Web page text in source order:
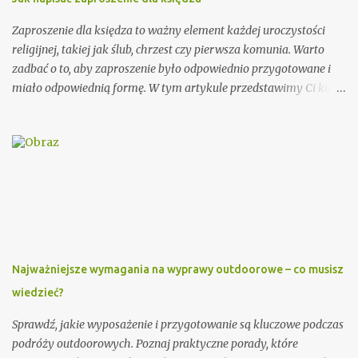
Zaproszenie dla księdza to ważny element każdej uroczystości
religijnej, takiej jak ślub, chrzest czy pierwsza komunia. Warto
zadbać o to, aby zaproszenie było odpowiednio przygotowane i
miało odpowiednią formę. W tym artykule przedstawimy Ci kilka
zaproszenia dla księdza warto pamiętać o kilku ważnych
zapraszany. Dobrze jest podać także godzinę rozpoczęcia i
zakończenia ceremonii, aby ksiądz wiedział, jak długo trwać
będzie jego obecność. Dodatkowo, warto zawrzeć informację na
temat planowanego poczęstunku po uroczystości. Przykładowe
zaproszenie: Szanowny Księże, Zwracamy się ...
Najważniejsze wymagania na wyprawy outdoorowe – co musisz
wiedzieć?
Sprawdź, jakie wyposażenie i przygotowanie są kluczowe podczas
podróży outdoorowych. Poznaj praktyczne porady, które